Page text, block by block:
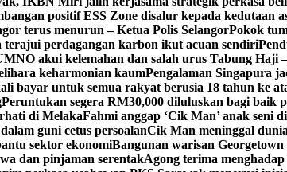
positif ESS Zone disalur kepada kedutaan
terus menurun – Ketua Polis SelangorPokok
terajui perdagangan karbon ikut acuan sendiri
akui kelemahan dan salah urus Tabung Haji
keharmonian kaumPengalaman Singapura
bayar untuk semua rakyat berusia 18 tahun ke
Peruntukan segera RM30,000 diluluskan bagi baik
di MelakaFahmi anggap ‘Cik Man’ anak seni
guni cetus persoalanCik Man meninggal
sektor ekonomiBangunan warisan
dan pinjaman serentakAgong terima